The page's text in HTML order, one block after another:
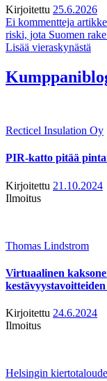
Kirjoitettu 25.6.2026
Ei kommentteja
riski, jota Suomen
Lisää vieraskynästä
Recticel Insulation Oy
PIR-katto pitää
Kirjoitettu 21.10.2024
Ilmoitus
Thomas Lindstrom
Virtuaalinen
Kirjoitettu 24.6.2024
Ilmoitus
Helsingin